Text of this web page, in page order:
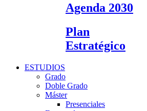
Agenda 2030
Plan
Estratégico
ESTUDIOS
Grado
Doble Grado
Máster
Presenciales